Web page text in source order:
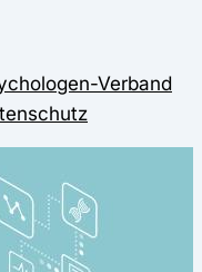
Verband